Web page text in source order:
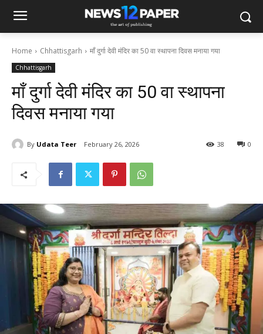
Home Chhattisgarh माँ दुर्गा देवी मंदिर का 50 वा स्थापना दिवस मनाया गया
Chhattisgarh
माँ दुर्गा देवी मंदिर का 50 वा स्थापना
दिवस मनाया गया
By Udata Teer February 26, 2026 0
38